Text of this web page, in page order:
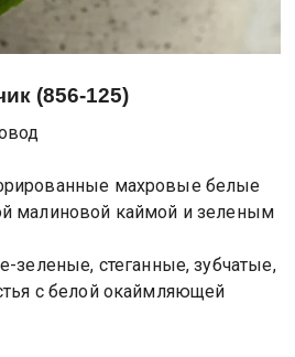
(856-125)
махровые белые
малиновой каймой и зеленым
зеленые, стеганные, зубчатые,
с белой окаймляющей